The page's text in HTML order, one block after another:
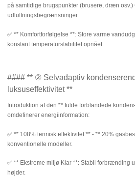
på samtidige brugspunkter (brusere, dræn osv.)
udluftningsbegrænsninger.
✅ ** Komfortforfølgelse **: Store varme
konstant temperaturstabilitet opnået.
#### ** ② Selvadaptiv
luksuseffektivitet **
Introduktion af den ** fulde forblandede
omdefinerer energiinformation:
✅ ** 108% termisk effektivitet ** - ** 20%
konventionelle modeller.
✅ ** Ekstreme miljø Klar **: Stabil forbrænding
højder.